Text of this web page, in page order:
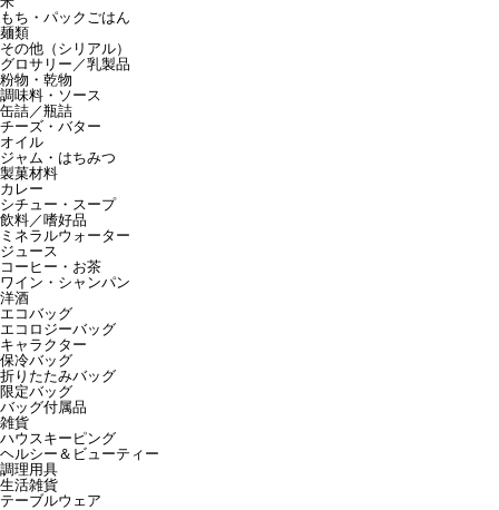
もち・パックごはん
麺類
その他（シリアル）
グロサリー／乳製品
粉物・乾物
調味料・ソース
缶詰／瓶詰
チーズ・バター
オイル
ジャム・はちみつ
製菓材料
カレー
シチュー・スープ
飲料／嗜好品
ミネラルウォーター
ジュース
コーヒー・お茶
ワイン・シャンパン
洋酒
エコバッグ
エコロジーバッグ
キャラクター
保冷バッグ
折りたたみバッグ
限定バッグ
バッグ付属品
雑貨
ハウスキーピング
ヘルシー＆ビューティー
調理用具
生活雑貨
テーブルウェア